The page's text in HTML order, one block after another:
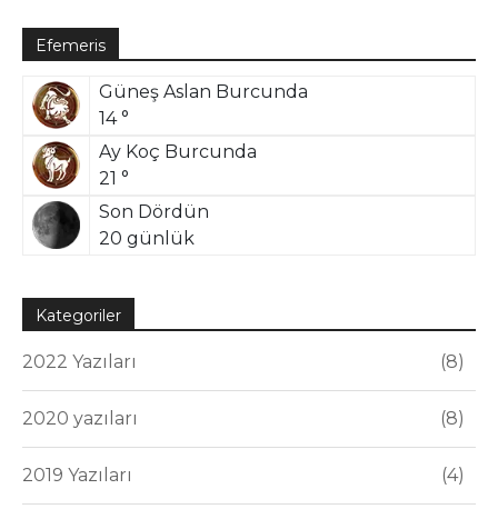
Efemeris
Güneş Aslan Burcunda
14 °
Ay Koç Burcunda
21 °
Son Dördün
20 günlük
Kategoriler
2022 Yazıları 8
2020 yazıları 8
2019 Yazıları 4